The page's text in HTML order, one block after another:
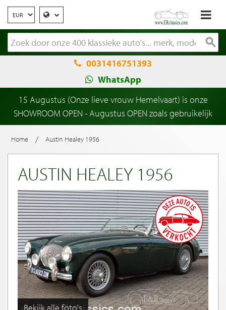
0031416751393
WhatsApp
15 Augustus (Onze lieve vrouw Hemelvaart) is onze
SHOWROOM OPEN - Augustus OPEN zoals gebruikelijk
Home / Austin Healey 1956
AUSTIN HEALEY 1956
Bekijk alle foto's